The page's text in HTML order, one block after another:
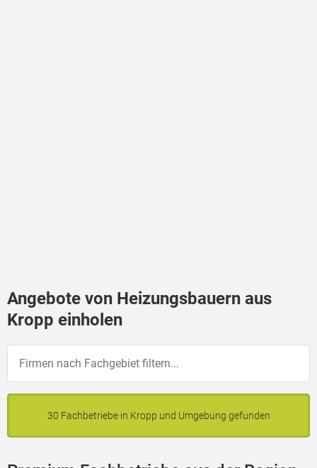
Angebote von Heizungsbauern aus
Kropp einholen
30 Fachbetriebe in Kropp und Umgebung gefunden